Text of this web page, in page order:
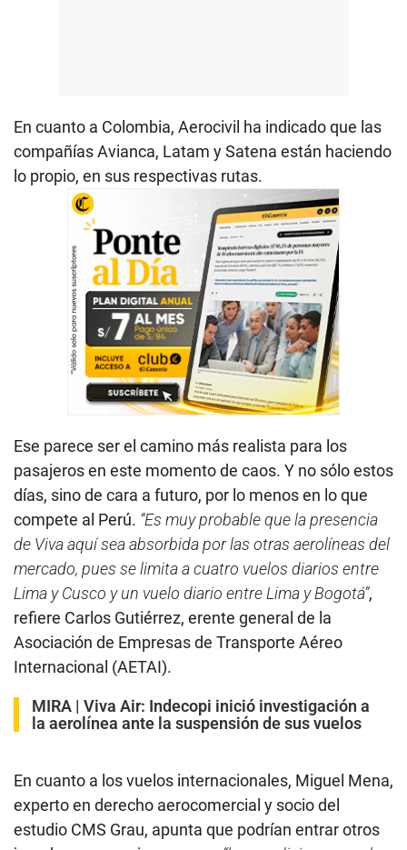
En cuanto a Colombia, Aerocivil ha indicado que las
compañías Avianca, Latam y Satena están haciendo
lo propio, en sus respectivas rutas.
Ese parece ser el camino más realista para los
pasajeros en este momento de caos. Y no sólo estos
días, sino de cara a futuro, por lo menos en lo que
compete al Perú. “Es muy probable que la presencia
de Viva aquí sea absorbida por las otras aerolíneas del
mercado, pues se limita a cuatro vuelos diarios entre
Lima y Cusco y un vuelo diario entre Lima y Bogotá”,
refiere Carlos Gutiérrez, erente general de la
Asociación de Empresas de Transporte Aéreo
Internacional (AETAI).
MIRA | Viva Air: Indecopi inició investigación a
la aerolínea ante la suspensión de sus vuelos
En cuanto a los vuelos internacionales, Miguel Mena,
experto en derecho aerocomercial y socio del
estudio CMS Grau, apunta que podrían entrar otros